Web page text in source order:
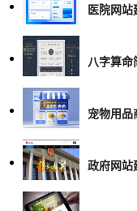
医院网
八字算命
宠物用品
政府网站